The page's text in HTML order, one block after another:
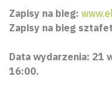
Zapisy na bieg:
Zapisy na bieg
Data wydarzenia: 21
16:00.